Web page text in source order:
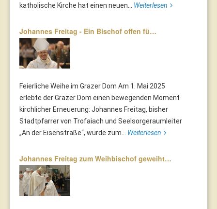
katholische Kirche hat einen neuen... Weiterlesen
Johannes Freitag - Ein Bischof offen fü…
Feierliche Weihe im Grazer Dom Am 1. Mai 2025
erlebte der Grazer Dom einen bewegenden Moment
kirchlicher Erneuerung: Johannes Freitag, bisher
Stadtpfarrer von Trofaiach und Seelsorgeraumleiter
„An der Eisenstraße“, wurde zum... Weiterlesen
Johannes Freitag zum Weihbischof geweiht…